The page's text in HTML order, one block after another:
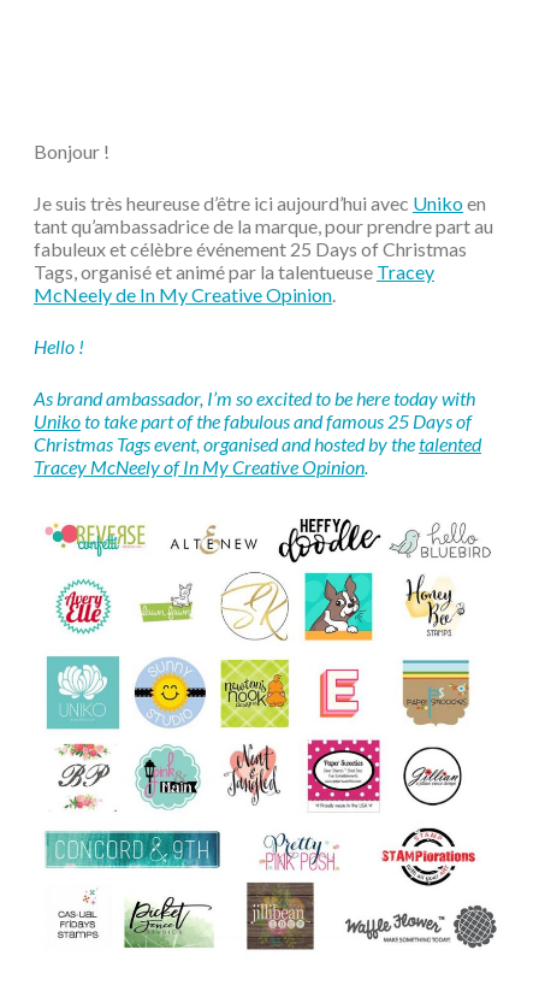
Bonjour !
Je suis très heureuse d’être ici aujourd’hui avec Unikoen
tant qu’ambassadrice de la marque, pour prendre part au
fabuleux et célèbre événement 25 Days of Christmas
Tags, organisé et animé par la talentueuse Tracey
McNeely de In My Creative Opinion.
Hello !
As brand ambassador, I’m so excited to be here today with
Unikoto take part of the fabulous and famous 25 Days of
Christmas Tags event, organised and hosted by thetalented
Tracey McNeely of In My Creative Opinion.